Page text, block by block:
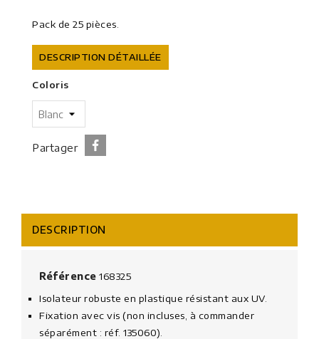
Pack de 25 pièces.
DESCRIPTION DÉTAILLÉE
Coloris
Partager
DESCRIPTION
Référence 168325
Isolateur robuste en plastique résistant aux UV.
Fixation avec vis (non incluses, à commander
séparément : réf. 135060).